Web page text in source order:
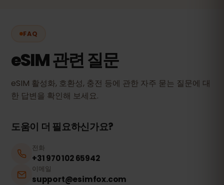
FAQ
eSIM 관련 질문
eSIM 활성화, 호환성, 충전 등에 관한 자주 묻는 질문에 대
한 답변을 확인해 보세요.
도움이 더 필요하신가요?
전화
+31 970 102 65942
이메일
support@esimfox.com